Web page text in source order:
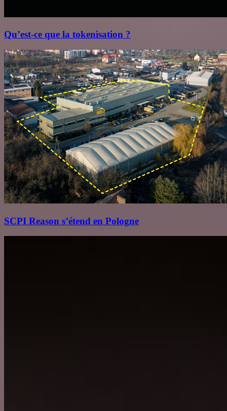
Qu’est‑ce que la tokenisation ?
SCPI Reason s’étend en Pologne